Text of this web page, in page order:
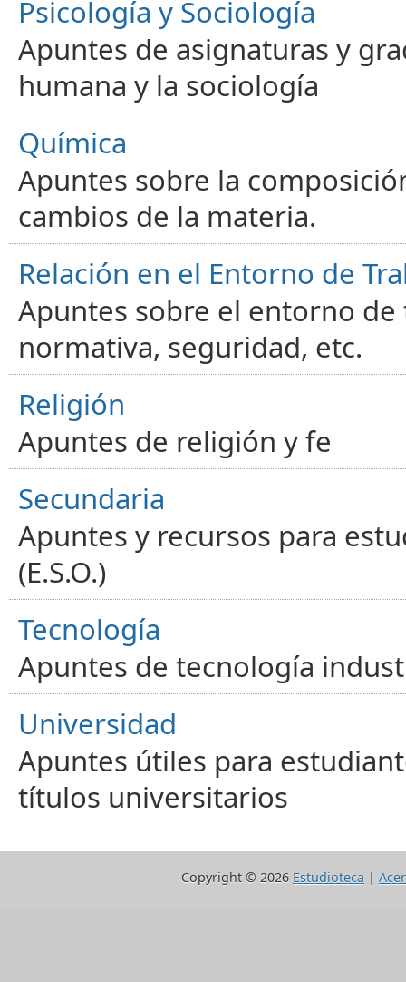
Psicología y Sociología
Apuntes de asignaturas y
humana y la sociología
Química
Apuntes sobre la
cambios de la materia.
Relación en el Entorno de
Apuntes sobre el entorno
normativa, seguridad, etc.
Religión
Apuntes de religión y fe
Secundaria
Apuntes y recursos para
(E.S.O.)
Tecnología
Apuntes de tecnología
Universidad
Apuntes útiles para
títulos universitarios
Copyright © 2026 Estudioteca |